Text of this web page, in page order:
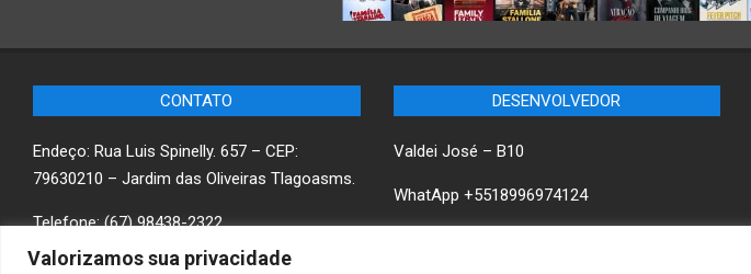
Valorizamos sua privacidade
CONTATO
Endeço: Rua Luis Spinelly. 657 – CEP:
79630210 – Jardim das Oliveiras Tlagoasms.
Telefone: (67) 98438-2322
DESENVOLVEDOR
Valdei José – B10
WhatApp +5518996974124